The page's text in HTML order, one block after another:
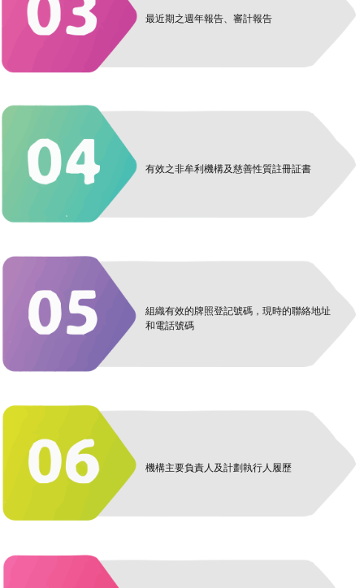
最近期之週年報告、審計報告
有效之非牟利機構及慈善性質註冊証書
組織有效的牌照登記號碼，現時的聯絡地址
和電話號碼
機構主要負責人及計劃執行人履歷